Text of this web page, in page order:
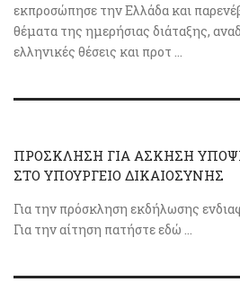
εκπροσώπησε την Ελλάδα και
θέματα της ημερήσιας διάταξης,
ελληνικές θέσεις και προτ ...
ΠΡΟΣΚΛΗΣΗ ΓΙΑ ΑΣΚΗΣΗ
ΣΤΟ ΥΠΟΥΡΓΕΙΟ ΔΙΚΑΙΟΣΥΝΗΣ
Για την πρόσκληση εκδήλωσης
Για την αίτηση πατήστε εδώ ...